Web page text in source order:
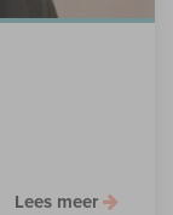
Lees meer